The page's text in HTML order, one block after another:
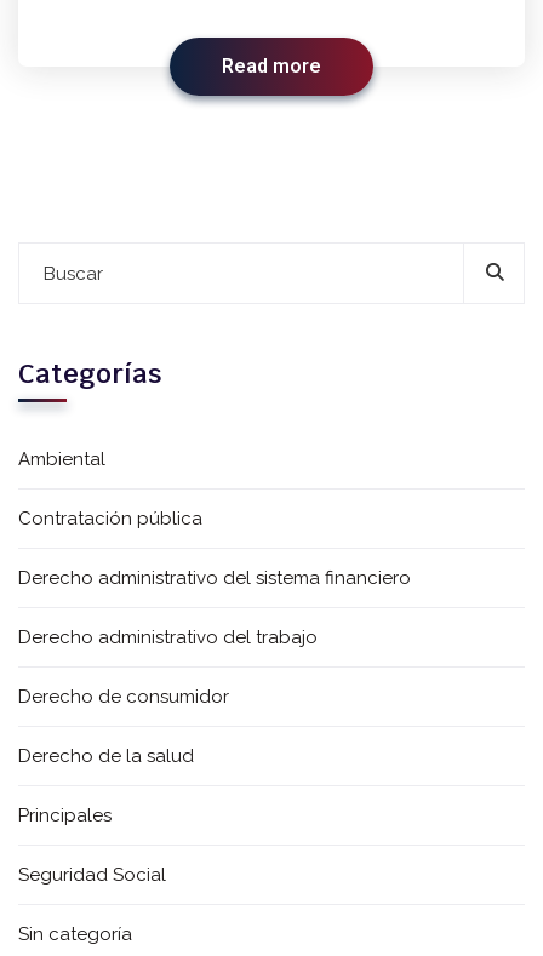
Read more
Categorías
Ambiental
Contratación pública
Derecho administrativo del sistema financiero
Derecho administrativo del trabajo
Derecho de consumidor
Derecho de la salud
Principales
Seguridad Social
Sin categoría